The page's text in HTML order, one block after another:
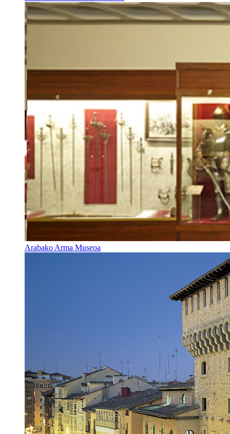
Arabako Arma Museoa